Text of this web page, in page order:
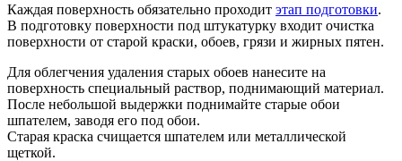
Каждая поверхность обязательно проходит этап подготовки.
В подготовку поверхности под штукатурку входит очистка
поверхности от старой краски, обоев, грязи и жирных пятен.
Для облегчения удаления старых обоев нанесите на
поверхность специальный раствор, поднимающий материал.
После небольшой выдержки поднимайте старые обои
шпателем, заводя его под обои.
Старая краска счищается шпателем или металлической
щеткой.